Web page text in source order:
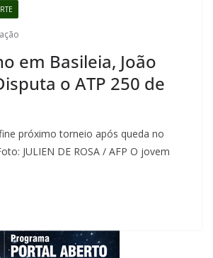
em Basileia, João
o ATP 250 de
próximo torneio após queda no
JULIEN DE ROSA / AFP O jovem